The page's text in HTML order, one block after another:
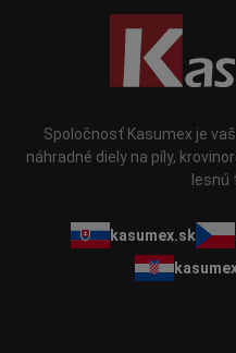
Spoločnosť Kasumex je
náhradné diely na píly,
lesnú
kasumex.sk